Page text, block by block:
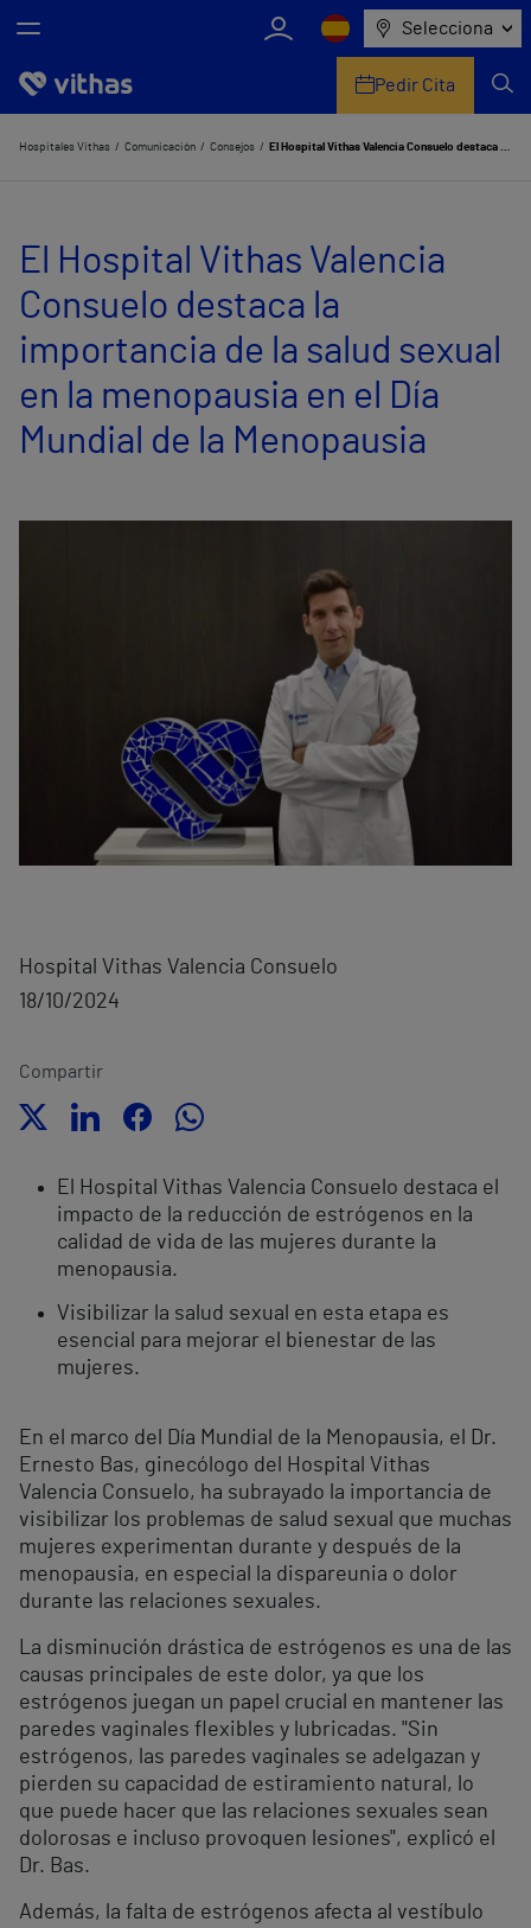
Selecciona
Nosotros
Servicios de salud
Equipo médico y asistencial
Información útil
Comunicación
Pedir Cita
Hospitales Vithas Comunicación Consejos El Hospital Vithas Valencia Consuelo destaca la importancia de la salud sexual en la menopausia en el Día Mundial de la Menopausia
El Hospital Vithas Valencia
Consuelo destaca la
importancia de la salud sexual
en la menopausia en el Día
Mundial de la Menopausia
Hospital Vithas Valencia Consuelo
18/10/2024
Compartir
El Hospital Vithas Valencia Consuelo destaca el
impacto de la reducción de estrógenos en la
calidad de vida de las mujeres durante la
menopausia.
Visibilizar la salud sexual en esta etapa es
esencial para mejorar el bienestar de las
mujeres.
En el marco del Día Mundial de la Menopausia, el Dr.
Ernesto Bas, ginecólogo del Hospital Vithas
Valencia Consuelo, ha subrayado la importancia de
visibilizar los problemas de salud sexual que muchas
mujeres experimentan durante y después de la
menopausia, en especial la dispareunia o dolor
durante las relaciones sexuales.
La disminución drástica de estrógenos es una de las
causas principales de este dolor, ya que los
estrógenos juegan un papel crucial en mantener las
paredes vaginales flexibles y lubricadas. "Sin
estrógenos, las paredes vaginales se adelgazan y
pierden su capacidad de estiramiento natural, lo
que puede hacer que las relaciones sexuales sean
dolorosas e incluso provoquen lesiones", explicó el
Dr. Bas.
Además, la falta de estrógenos afecta al vestíbulo